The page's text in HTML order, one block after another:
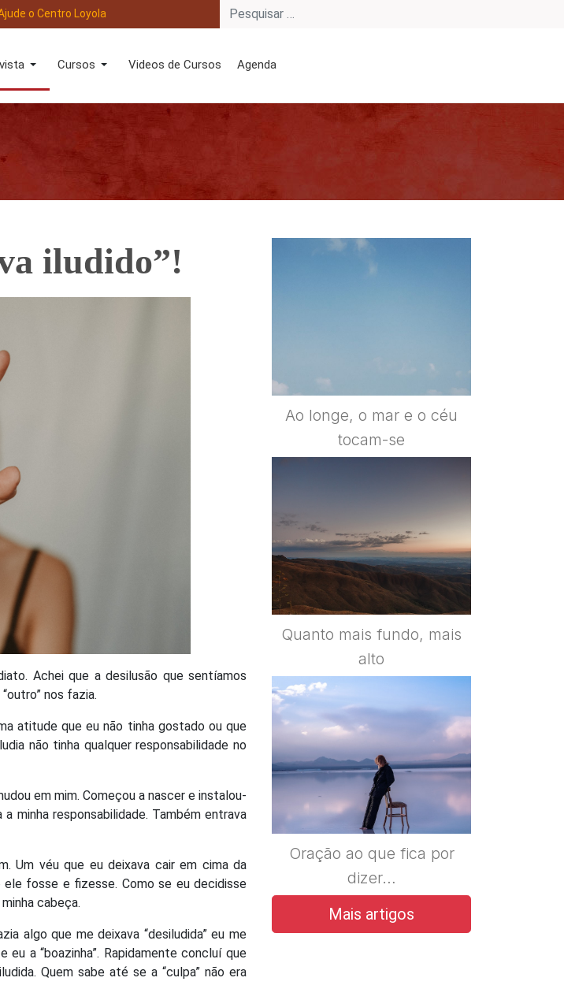
o Centro Loyola
Cursos Videos de Cursos Agenda
iludido”!
Achei que a desilusão que sentíamos
nos fazia.
atitude que eu não tinha gostado ou que
não tinha qualquer responsabilidade no
em mim. Começou a nascer e instalou-
minha responsabilidade. Também entrava
Um véu que eu deixava cair em cima da
fosse e fizesse. Como se eu decidisse
cabeça.
algo que me deixava “desiludida” eu me
a “boazinha”. Rapidamente concluí que
Quem sabe até se a “culpa” não era
Ao longe, o mar e o céu
tocam-se
Quanto mais fundo, mais
alto
Oração ao que fica por
dizer…
Mais artigos